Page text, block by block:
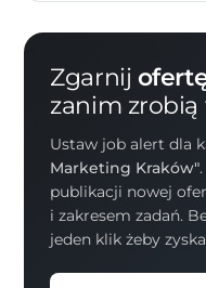
Zgarnij
zanim zrobią
Ustaw job alert dla
Marketing Kraków"
publikacji nowej
i zakresem zadań.
jeden klik żeby